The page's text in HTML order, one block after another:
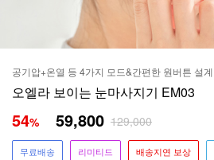
공기압+온열 등 4가지 모드&간편한 원버튼 설계
오엘라 보이는 눈마사지기 EM03
54% 59,800 129,000
무료배송 리미티드 배송지연 보상